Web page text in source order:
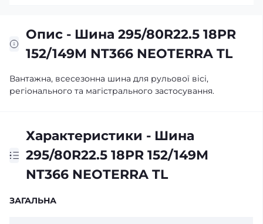
Опис - Шина 295/80R22.5 18PR
152/149M NT366 NEOTERRA TL
Вантажна, всесезонна шина для рульової вісі,
регіонального та магістрального застосування.
Характеристики - Шина
295/80R22.5 18PR 152/149M
NT366 NEOTERRA TL
ЗАГАЛЬНА